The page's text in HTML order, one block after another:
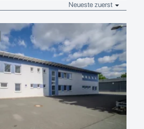
Neueste zuerst